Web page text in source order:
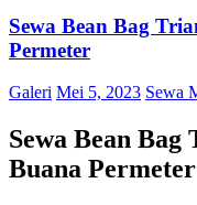
Sewa Bean Bag
Permeter
Galeri Mei 5, 2023 Sewa
Sewa Bean
Buana Permeter